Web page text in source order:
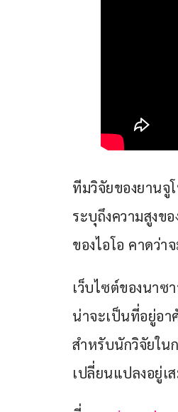
ทีมวิจัยของยานจู
ระบุถึงความสูงข
ของไอโอ คาดว่
เว็บไซต์ของนาซ
น่าจะเป็นที่อยู่อา
สำหรับนักวิจัยใน
เปลี่ยนแปลงอยู่เ